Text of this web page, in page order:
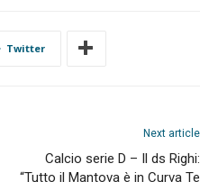
Twitter
Next article
Calcio serie D – Il ds Righi:
“Tutto il Mantova è in Curva Te